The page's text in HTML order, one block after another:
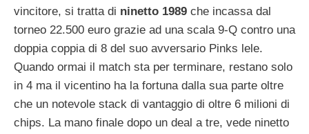
vincitore, si tratta di ninetto 1989 che incassa dal
torneo 22.500 euro grazie ad una scala 9-Q contro una
doppia coppia di 8 del suo avversario Pinks lele.
Quando ormai il match sta per terminare, restano solo
in 4 ma il vicentino ha la fortuna dalla sua parte oltre
che un notevole stack di vantaggio di oltre 6 milioni di
chips. La mano finale dopo un deal a tre, vede ninetto